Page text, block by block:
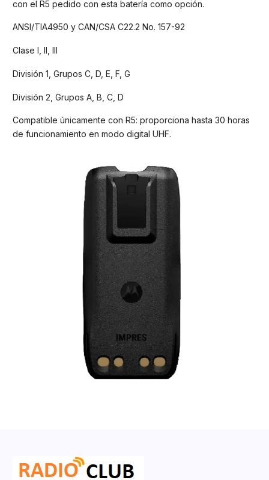
con el R5 pedido con esta batería como opción.
ANSI/TIA4950 y CAN/CSA C22.2 No. 157-92
Clase I, II, III
División 1, Grupos C, D, E, F, G
División 2, Grupos A, B, C, D
Compatible únicamente con R5: proporciona hasta 30 horas
de funcionamiento en modo digital UHF.